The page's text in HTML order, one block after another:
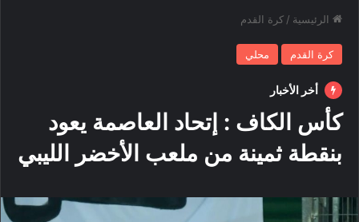
الرئيسية / كرة القدم
كرة القدم محلي
أخر الأخبار
كأس الكاف : إتحاد العاصمة يعود
بنقطة ثمينة من ملعب الأخضر الليبي